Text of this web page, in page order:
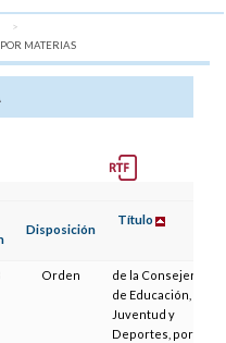
MATERIAS
Disposición
Título
Orden
de la Consejería
de Educación,
Juventud y
Deportes, por la